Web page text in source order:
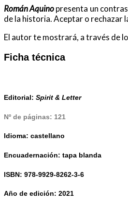
Román Aquinopresenta un
de la historia. Aceptar o rechazar
El autor te mostrará, a través de
Ficha técnica
Editorial: Spirit & Letter
Nº de páginas: 121
Idioma: castellano
Encuadernación: tapa blanda
ISBN: 978-9929-8262-3-6
Año de edición: 2021